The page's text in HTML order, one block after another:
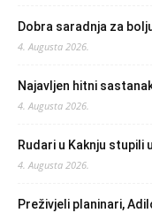
Dobra saradnja za
4. Augusta 2026.
Najavljen hitni
4. Augusta 2026.
Rudari u Kaknju stupili
4. Augusta 2026.
Preživjeli planinari,